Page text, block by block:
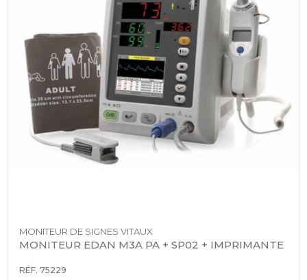
MONITEUR DE SIGNES VITAUX
MONITEUR EDAN M3A PA + SP02 + IMPRIMANTE
RÉF. 75229